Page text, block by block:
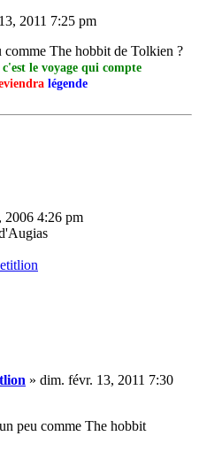
2011 7:25 pm
comme The hobbit de Tolkien ?
le voyage qui compte
légende
2006 4:26 pm
» dim. févr. 13, 2011 7:30
peu comme The hobbit